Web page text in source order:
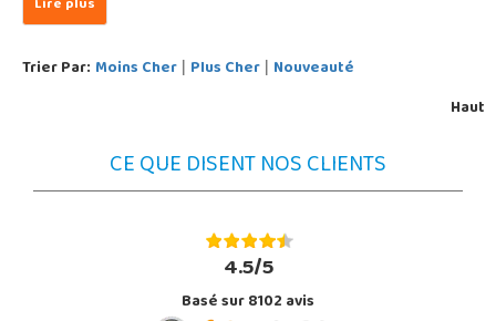
Trier Par: Moins Cher | Plus Cher | Nouveauté
Haut
CE QUE DISENT NOS CLIENTS
4.5/5
Basé sur 8102 avis